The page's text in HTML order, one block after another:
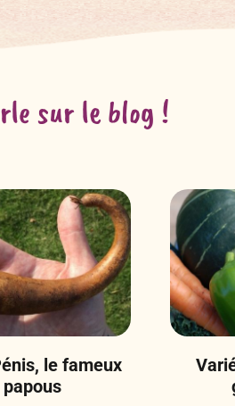
sur le blog !
le fameux